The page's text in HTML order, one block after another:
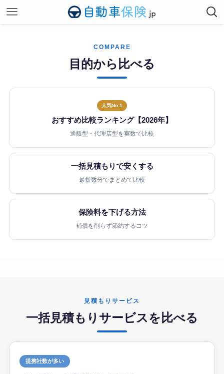
COMPARE
目的から比べる
人気No.1
おすすめ比較ランキング【2026年】
通販型・代理店型を実数で比較
一括見積もりで安くする
最短数分でまとめて比較
保険料を下げる方法
補償を削らず節約するコツ
見積もりサービス
一括見積もりサービスを比べる
提携社数が多い